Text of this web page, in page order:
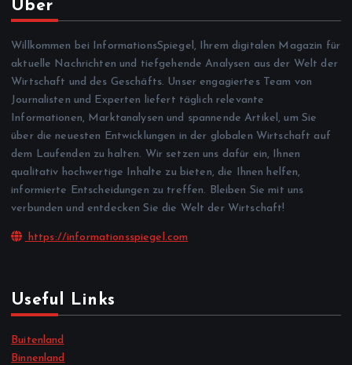
Über
Willkommen bei InformationsSpiegel, Ihrem digitalen Magazin für
aktuelle Nachrichten und tiefgehende Analysen aus der Welt der
Wirtschaft und des Geschäfts. Unser engagiertes Team von
Journalisten und Experten liefert täglich relevante
Informationen, Marktanalysen und spannende Artikel, um Sie
über die neuesten Entwicklungen in der globalen Wirtschaft auf
dem Laufenden zu halten. Wir setzen uns dafür ein, Ihnen
qualitativ hochwertige Inhalte zu bieten, die Ihnen helfen,
informierte Entscheidungen zu treffen. Bleiben Sie mit uns
verbunden und entdecken Sie die Welt der Wirtschaft!
https://informationsspiegel.com
Useful Links
Buitenland
Binnenland